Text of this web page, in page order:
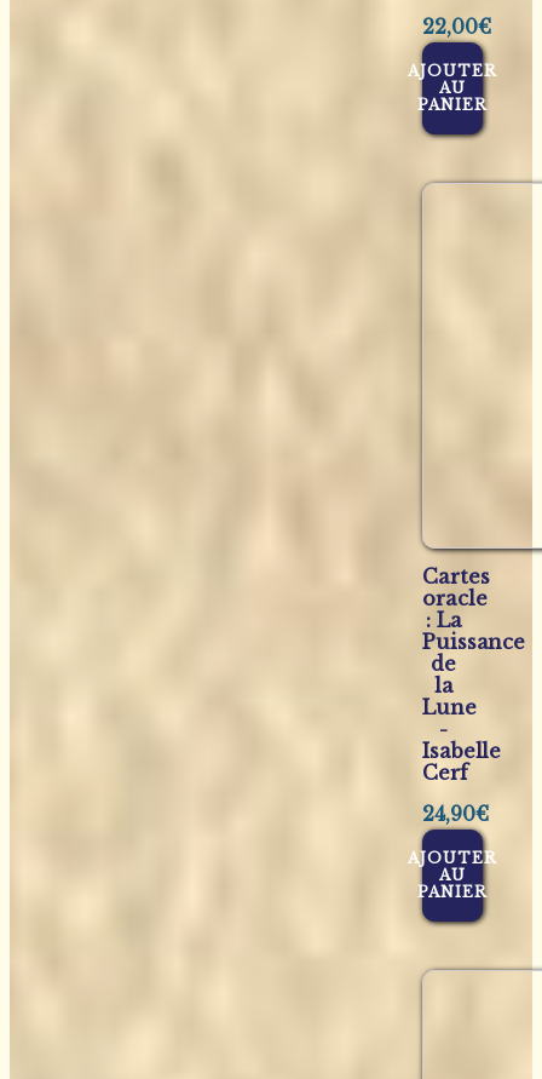
22,00€
AJOUTER
AU
PANIER
Cartes
oracle
: La
Puissance
de
la
Lune
-
Isabelle
Cerf
24,90€
AJOUTER
AU
PANIER